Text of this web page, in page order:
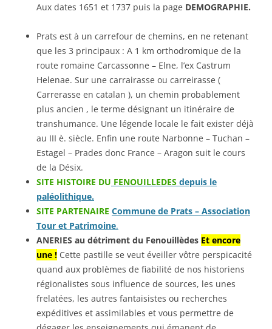
Aux dates 1651 et 1737 puis la page DEMOGRAPHIE.
Prats est à un carrefour de chemins, en ne retenant
que les 3 principaux : A 1 km orthodromique de la
route romaine Carcassonne – Elne, l’ex Castrum
Helenae. Sur une carrairasse ou carreirasse (
Carrerasse en catalan ), un chemin probablement
plus ancien , le terme désignant un itinéraire de
transhumance. Une légende locale le fait exister déjà
au III è. siècle. Enfin une route Narbonne – Tuchan –
Estagel – Prades donc France – Aragon suit le cours
de la Désix.
SITE HISTOIRE DU FENOUILLEDES depuis le
paléolithique.
SITE PARTENAIRE Commune de Prats – Association
Tour et Patrimoine.
ANERIES au détriment du Fenouillèdes Et encore
une ! Cette pastille se veut éveiller vôtre perspicacité
quand aux problèmes de fiabilité de nos historiens
régionalistes sous influence de sources, les unes
frelatées, les autres fantaisistes ou recherches
expéditives et assimilables et vous permettre de